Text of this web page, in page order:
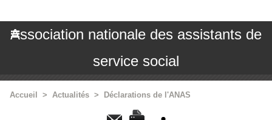
Association nationale des assistants de
service social
Accueil > Actualités > Déclarations de l'ANAS